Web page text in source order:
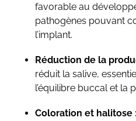
favorable au
pathogènes pouvant
l’implant.
Réduction de la
réduit la salive,
l’équilibre buccal et la
Coloration et halitose :